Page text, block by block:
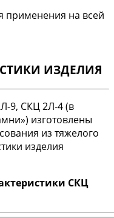
применения на всей
ИЗДЕЛИЯ
9, СКЦ 2Л-4 (в
изготовлены
из тяжелого
изделия
СКЦ